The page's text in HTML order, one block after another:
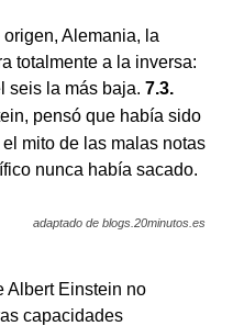
Alemania, la
totalmente a la inversa:
seis la más baja. 7.3.
pensó que había sido
mito de las malas notas
nunca había sacado.
adaptado de blogs.20minutos.es
Albert Einstein no
capacidades